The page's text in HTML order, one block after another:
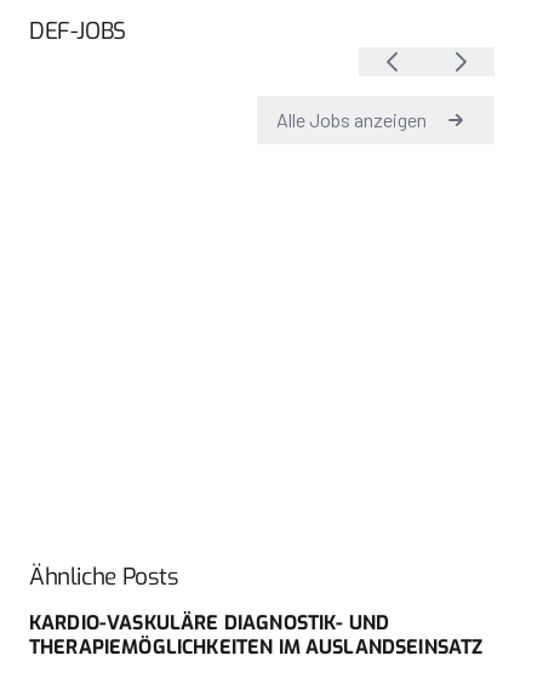
DEF-JOBS
Ähnliche Posts
KARDIO-VASKULÄRE DIAGNOSTIK- UND
THERAPIEMÖGLICHKEITEN IM AUSLANDSEINSATZ